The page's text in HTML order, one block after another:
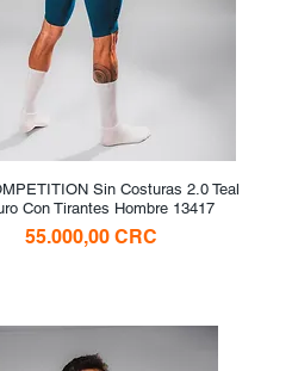
Vista rápidaSin Costuras 2.0 Teal
Con Tirantes Hombre 13417
Precio
55.000,00 CRC